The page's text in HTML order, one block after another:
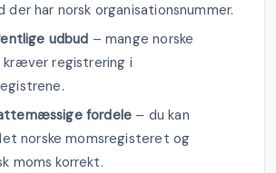
der har norsk organisationsnummer.
udbud – mange norske
kræver registrering i
fordele – du kan
norske momsregisteret og
moms korrekt.